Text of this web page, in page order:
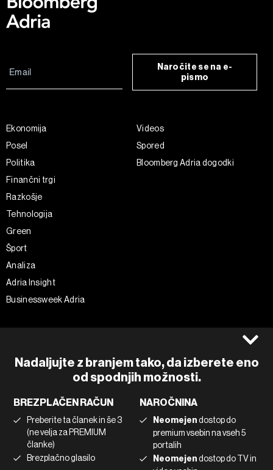
Nadaljujte z branjem tako, da izberete eno
od spodnjih možnosti.
BREZPLAČEN RAČUN
Preberite ta članek in še 3
(ne velja za PREMIUM
članke)
Brezplačno glasilo
NAROČNINA
Neomejendostop do
premium vsebin na vseh 5
portalih
Neomejendostop do TV in
Naročite se na e-
pismo
Ekonomija
Posel
Politika
Finančni trgi
Razkošje
Tehnologija
Green
Šport
Analiza
Adria Insight
Businessweek Adria
Videos
Spored
Bloomberg Adria dogodki
Piškotki
Marketing
Uporaba umetne inteligence
Instagram
Linkedin
Tiktok
©2022 - 2026 Bloomberg L.P. All Rights Reserved. BLOOMBERG and